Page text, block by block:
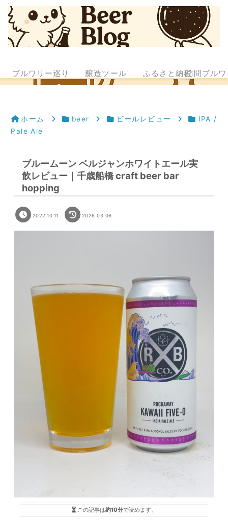
ブルワリー巡り 醸造ツール ふるさと納税訪問ブル
ホーム beer ビールレビュー
IPA /
Pale Ale
ブルームーン ベルジャンホワイトエール実
飲レビュー｜千歳船橋 craft beer bar
hopping
2022.10.11 2026.03.06
この記事は約10分で読めます。